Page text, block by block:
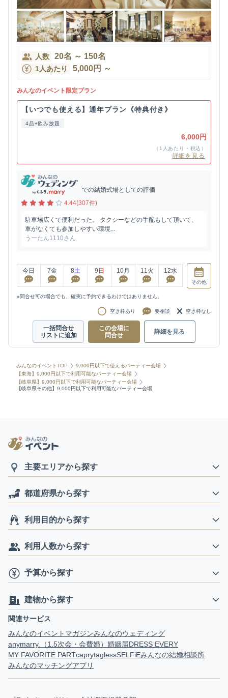
人数 20名 ～ 150名
1人あたり 5,000円 ～
みんなのイベント限定プラン
【いつでも使える】通年プラン《特典付き》
4品+飲み放題
6,000円
（1人あたり・税込）
詳細を見る
での結婚式場としての評価
4.44(307件)
駐車場広くて便利だった。 タクシーなどの手配もして頂いて、
車がなくても参加しやすい環境...
うーたん1110さん
今日 7金 8土 9 日 10月 11火 12水
その他
※問合せ可の場合でも、確実に予約できるわけではありません。
空き枠あり 要相談 空き枠なし
一括問合せ
リストに追加
この会場に
問合せ
詳細を見る
みんなのイベントTOP
9,000円以下で使えるパーティー会場
【東海】9,000円以下で利用可能なパーティー会場
【岐阜県】9,000円以下で利用可能なパーティー会場
【岐阜県その他】9,000円以下で利用可能なパーティー会場
主要エリアから探す
都道府県から探す
利用目的から探す
利用人数から探す
予算から探す
建物から探す
関連サービス
みんなのイベントマガジンみんなのウェディング
anymarry.（1.5次会・会費婚） 婚姻届DRESS EVERY
MY FAVORITE PARTcaprytaglessSELFiEみんなの結婚相談所
みんなのマッチングアプリ